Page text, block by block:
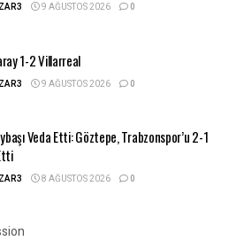
9 AĞUSTOS 2026 0
1-2 Villarreal
9 AĞUSTOS 2026 0
Veda Etti: Göztepe, Trabzonspor’u 2-1
8 AĞUSTOS 2026 0